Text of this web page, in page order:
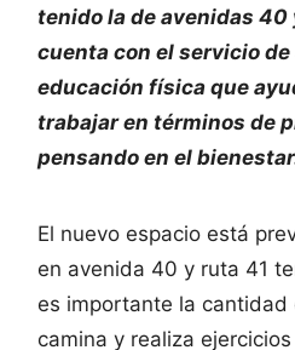
tenido la de avenidas 40
cuenta con el servicio
educación física que
trabajar en términos de
pensando en el
El nuevo espacio está
en avenida 40 y ruta 41
es importante la cantidad
camina y realiza